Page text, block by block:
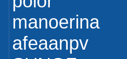
manoerina
afeaanpv